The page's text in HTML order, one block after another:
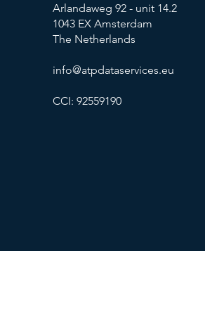
Arlandaweg 92 - unit 14.2
1043 EX Amsterdam
The Netherlands
info@atpdataservices.eu
CCI: 92559190